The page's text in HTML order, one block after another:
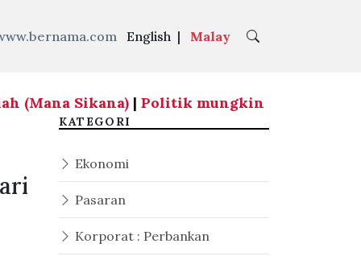
English | Malay
Sikana)|Politik mungkin membentuk
KATEGORI
Ekonomi
Pasaran
Korporat : Perbankan